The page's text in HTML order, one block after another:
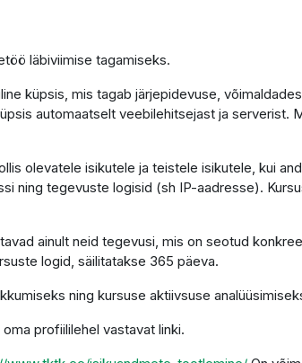
läbiviimise tagamiseks.
küpsis, mis tagab järjepidevuse,
automaatselt veebilehitsejast ja serverist.
olevatele isikutele ja teistele isikutele, kui
tegevuste logisid (sh IP-aadresse).
ainult neid tegevusi, mis on seotud
logid, säilitatakse 365 päeva.
ning kursuse aktiivsuse
profiililehel vastavat linki.